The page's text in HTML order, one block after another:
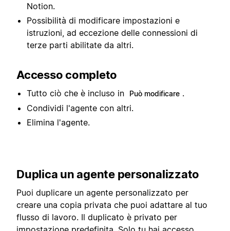
Notion.
Possibilità di modificare impostazioni e
istruzioni, ad eccezione delle connessioni di
terze parti abilitate da altri.
Accesso completo
Tutto ciò che è incluso in Può modificare .
Condividi l'agente con altri.
Elimina l'agente.
Duplica un agente personalizzato
Puoi duplicare un agente personalizzato per
creare una copia privata che puoi adattare al tuo
flusso di lavoro. Il duplicato è privato per